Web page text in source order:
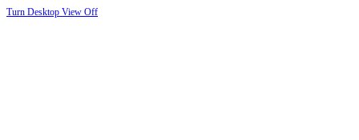
Turn Desktop View Off